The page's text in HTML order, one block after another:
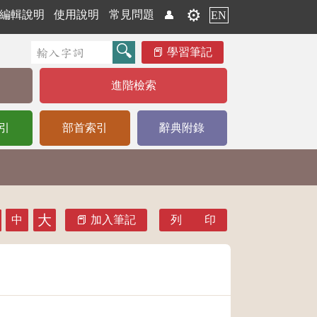
編輯說明 使用說明 常見問題 👤 ⚙️ EN
學習筆記
進階檢索
部首索引 辭典附錄
中 大 加入筆記 列 印